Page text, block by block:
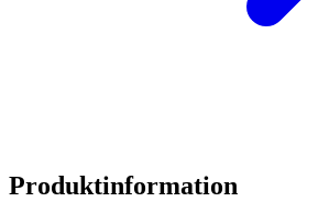
Produktinformation